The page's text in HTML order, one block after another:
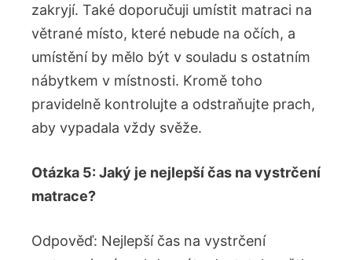
zakryjí. Také doporučuji umístit matraci na
větrané místo, které nebude na očích, a
umístění by mělo být v souladu s ostatním
nábytkem v místnosti. Kromě toho
pravidelně kontrolujte a odstraňujte prach,
aby vypadala vždy svěže.
Otázka 5: Jaký je nejlepší čas na vystrčení
matrace?
Odpověď: Nejlepší čas na vystrčení